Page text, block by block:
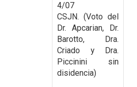
4/07
CSJN. (Voto del
Dr. Apcarian, Dr.
Barotto, Dra.
Criado y Dra.
Piccinini sin
disidencia)